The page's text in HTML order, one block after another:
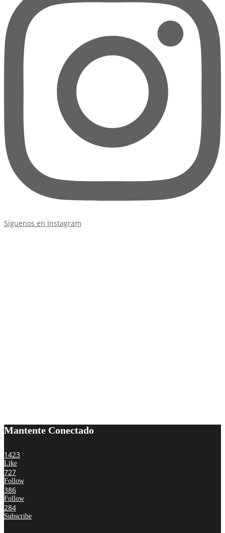
Síguenos en Instagram
Mantente Conectado
1423
Like
727
Follow
386
Follow
284
Subscribe